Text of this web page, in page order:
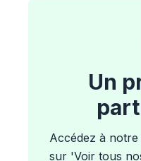
Un
Accédez à
sur 'Voir tous